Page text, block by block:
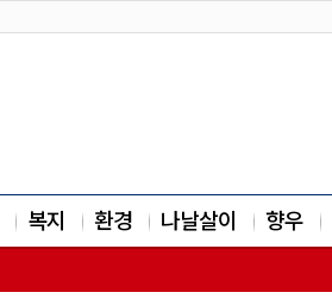
복지 환경 나날살이 향우